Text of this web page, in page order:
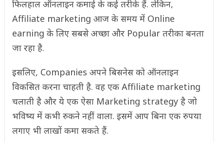
फिलहाल ऑनलाइन कमाई के कई तरीके हैं. लेकिन,
Affiliate marketing आज के समय में Online
earning के लिए सबसे अच्छा और Popular तरीका बनता
जा रहा है.
इसलिए, Companies अपने बिसनेस को ऑनलाइन
विकसित करना चाहती है. वह एक Affiliate marketing
चलाती है और ये एक ऐसा Marketing strategy है जो
भविष्य में कभी रुकने नहीं वाला. इसमें आप बिना एक रुपया
लगाए भी लाखों कमा सकते हैं.